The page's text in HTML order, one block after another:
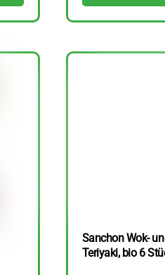
Sanchon Wok-
Teriyaki, bio 6